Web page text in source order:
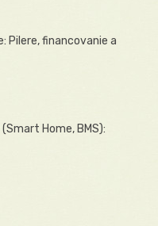
Pilere, financovanie a
Home, BMS):